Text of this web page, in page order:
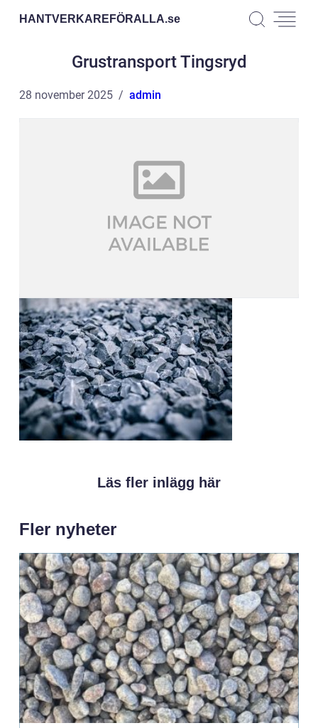
HANTVERKAREFÖRALLA.se
Grustransport Tingsryd
28 november 2025 admin
Läs fler inlägg här
Fler nyheter